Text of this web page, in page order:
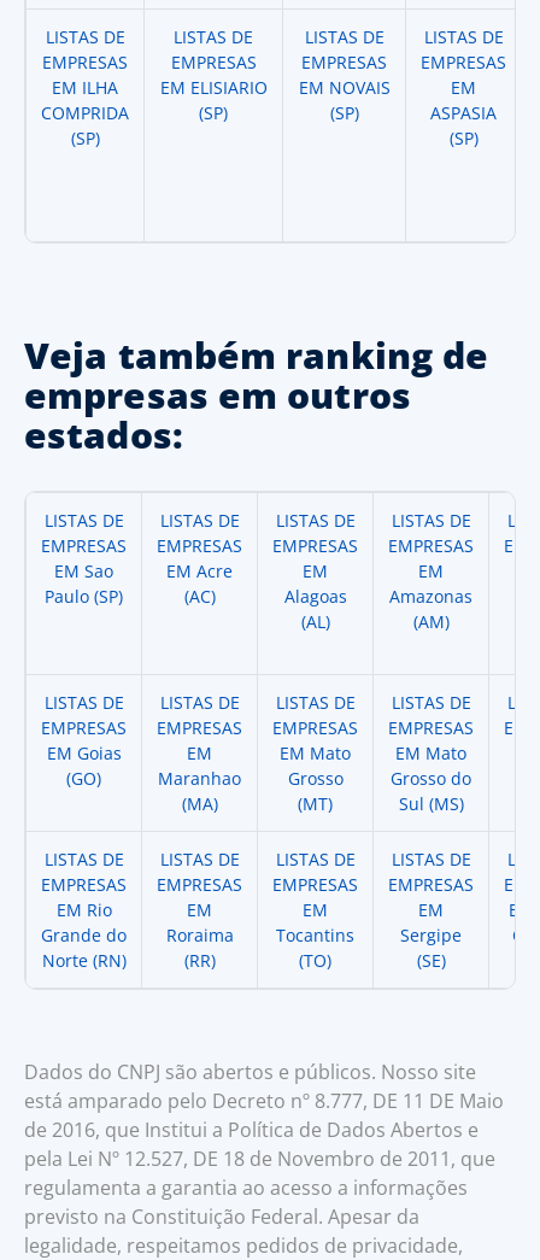
LISTAS DE
EMPRESAS
EM ILHA
COMPRIDA
(SP)
LISTAS DE
EMPRESAS
EM ELISIARIO
(SP)
LISTAS DE
EMPRESAS
EM NOVAIS
(SP)
LISTAS DE
EMPRESAS
EM
ASPASIA
(SP)
Veja também ranking de
empresas em outros
estados:
LISTAS DE
EMPRESAS
EM Sao
Paulo (SP)
LISTAS DE
EMPRESAS
EM Acre
(AC)
LISTAS DE
EMPRESAS
EM
Alagoas
(AL)
LISTAS DE
EMPRESAS
EM
Amazonas
(AM)
LISTAS DE
EMPRESAS
EM Goias
(GO)
LISTAS DE
EMPRESAS
EM
Maranhao
(MA)
LISTAS DE
EMPRESAS
EM Mato
Grosso
(MT)
LISTAS DE
EMPRESAS
EM Mato
Grosso do
Sul (MS)
LISTAS DE
EMPRESAS
EM Rio
Grande do
Norte (RN)
LISTAS DE
EMPRESAS
EM
Roraima
(RR)
LISTAS DE
EMPRESAS
EM
Tocantins
(TO)
LISTAS DE
EMPRESAS
EM
Sergipe
(SE)
EM
Dados do CNPJ são abertos e públicos. Nosso site
está amparado pelo Decreto nº 8.777, DE 11 DE Maio
de 2016, que Institui a Política de Dados Abertos e
pela Lei Nº 12.527, DE 18 de Novembro de 2011, que
regulamenta a garantia ao acesso a informações
previsto na Constituição Federal. Apesar da
legalidade, respeitamos pedidos de privacidade,